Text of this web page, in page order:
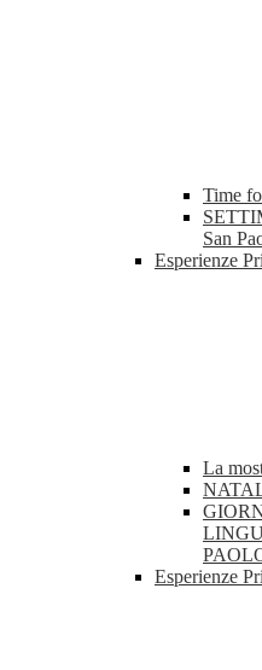
Time
San
Esperienze
La
Esperienze